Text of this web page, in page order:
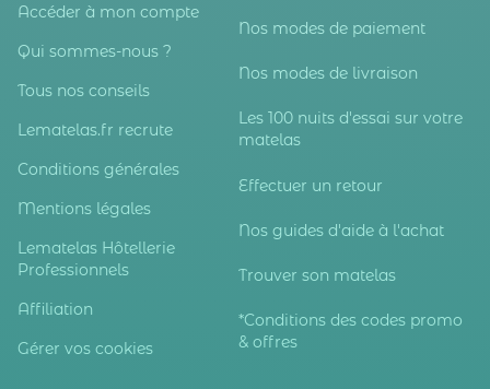
Accéder à mon compte
Qui sommes-nous ?
Tous nos conseils
Lematelas.fr recrute
Conditions générales
Mentions légales
Lematelas Hôtellerie
Professionnels
Affiliation
Gérer vos cookies
Nos modes de paiement
Nos modes de livraison
Les 100 nuits d'essai sur votre
matelas
Effectuer un retour
Nos guides d'aide à l'achat
Trouver son matelas
*Conditions des codes promo
& offres